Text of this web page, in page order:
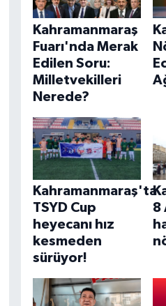
Kahramanmaraş
Fuarı'nda Merak
Edilen Soru:
Milletvekilleri
Nerede?
Kahramanmaraş'ta
TSYD Cup
heyecanı hız
kesmeden
sürüyor!
8